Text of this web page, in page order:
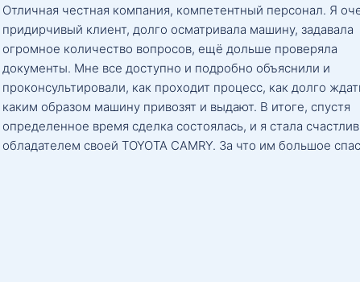
Отличная честная компания, компетентный персонал. Я
придирчивый клиент, долго осматривала машину, задавала
огромное количество вопросов, ещё дольше проверяла
документы. Мне все доступно и подробно объяснили и
проконсультировали, как проходит процесс, как долго
каким образом машину привозят и выдают. В итоге, спустя
определенное время сделка состоялась, и я стала
обладателем своей TOYOTA CAMRY. За что им большое